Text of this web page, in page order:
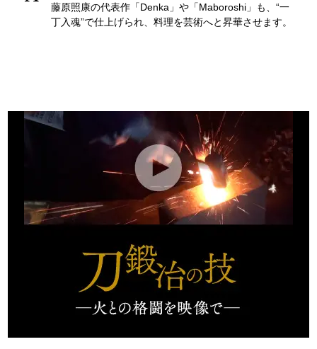
藤原照康の代表作「Denka」や「Maboroshi」も、“一
丁入魂”で仕上げられ、料理を芸術へと昇華させます。